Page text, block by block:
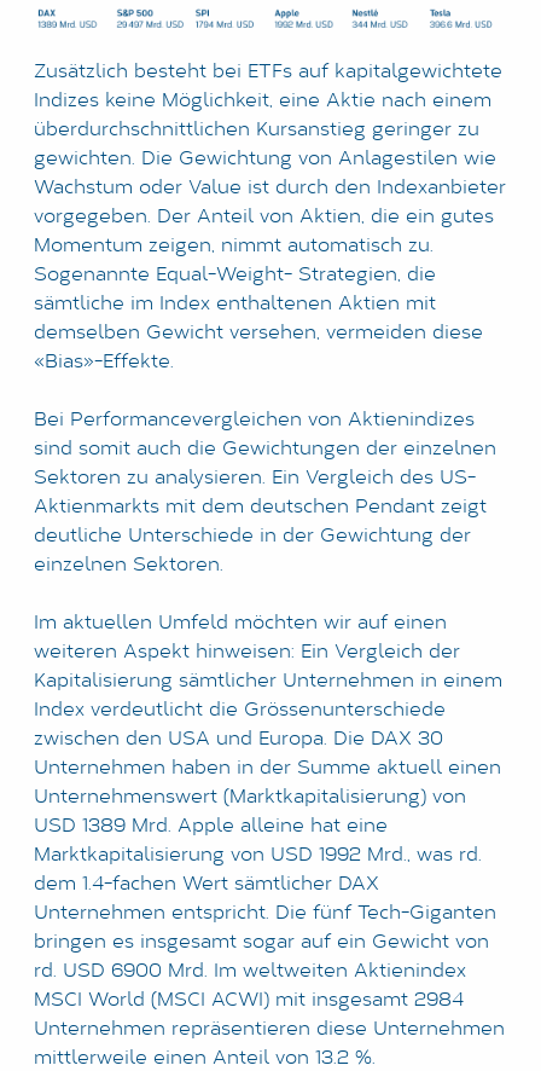
Zusätzlich besteht bei ETFs auf kapitalgewichtete
Indizes keine Möglichkeit, eine Aktie nach einem
überdurchschnittlichen Kursanstieg geringer zu
gewichten. Die Gewichtung von Anlagestilen wie
Wachstum oder Value ist durch den Indexanbieter
vorgegeben. Der Anteil von Aktien, die ein gutes
Momentum zeigen, nimmt automatisch zu.
Sogenannte Equal-Weight- Strategien, die
sämtliche im Index enthaltenen Aktien mit
demselben Gewicht versehen, vermeiden diese
«Bias»-Effekte.
Bei Performancevergleichen von Aktienindizes
sind somit auch die Gewichtungen der einzelnen
Sektoren zu analysieren. Ein Vergleich des US-
Aktienmarkts mit dem deutschen Pendant zeigt
deutliche Unterschiede in der Gewichtung der
einzelnen Sektoren.
Im aktuellen Umfeld möchten wir auf einen
weiteren Aspekt hinweisen: Ein Vergleich der
Kapitalisierung sämtlicher Unternehmen in einem
Index verdeutlicht die Grössenunterschiede
zwischen den USA und Europa. Die DAX 30
Unternehmen haben in der Summe aktuell einen
Unternehmenswert (Marktkapitalisierung) von
USD 1389 Mrd. Apple alleine hat eine
Marktkapitalisierung von USD 1992 Mrd., was rd.
dem 1.4-fachen Wert sämtlicher DAX
Unternehmen entspricht. Die fünf Tech-Giganten
bringen es insgesamt sogar auf ein Gewicht von
rd. USD 6900 Mrd. Im weltweiten Aktienindex
MSCI World (MSCI ACWI) mit insgesamt 2984
Unternehmen repräsentieren diese Unternehmen
mittlerweile einen Anteil von 13.2 %.